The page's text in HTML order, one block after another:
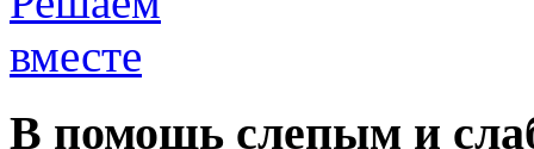
В помощь слепым и